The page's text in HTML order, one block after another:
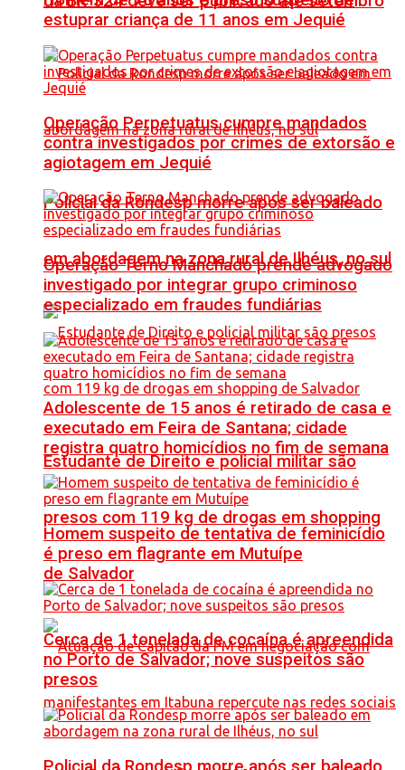
Policial da Rondesp morre após ser baleado
em abordagem na zona rural de Ilhéus, no sul
Estudante de Direito e policial militar são
presos com 119 kg de drogas em shopping
de Salvador
estuprar criança de 11 anos em Jequié
Operação Perpetuatus cumpre mandados
contra investigados por crimes de extorsão e
agiotagem em Jequié
Operação Terno Manchado prende advogado
investigado por integrar grupo criminoso
especializado em fraudes fundiárias
Adolescente de 15 anos é retirado de casa e
executado em Feira de Santana; cidade
registra quatro homicídios no fim de semana
Homem suspeito de tentativa de feminicídio
é preso em flagrante em Mutuípe
Cerca de 1 tonelada de cocaína é apreendida
no Porto de Salvador; nove suspeitos são
presos